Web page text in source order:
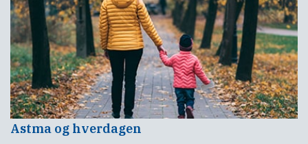
Astma og hverdagen